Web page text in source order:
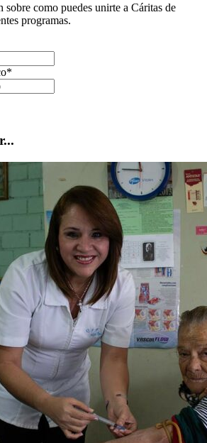
sobre como puedes unirte a Cáritas de
programas.
*